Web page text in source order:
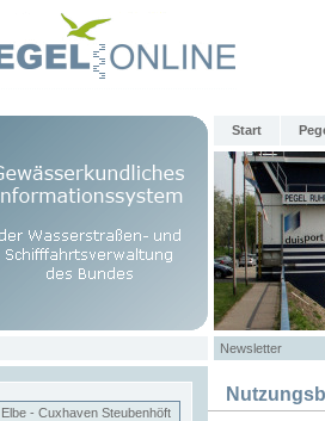
Start
Newsletter
Elbe - Cuxhaven Steubenhöft